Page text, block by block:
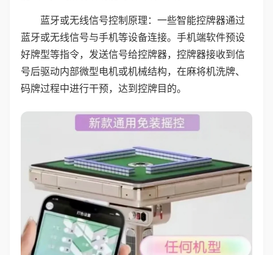
蓝牙或无线信号控制原理：一些智能控牌器通过
蓝牙或无线信号与手机等设备连接。手机端软件预设
好牌型等指令，发送信号给控牌器，控牌器接收到信
号后驱动内部微型电机或机械结构，在麻将机洗牌、
码牌过程中进行干预，达到控牌目的。